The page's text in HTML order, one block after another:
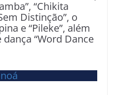
“Chikita
Distinção”, o
e “Pileke”, além
dança “Word Dance